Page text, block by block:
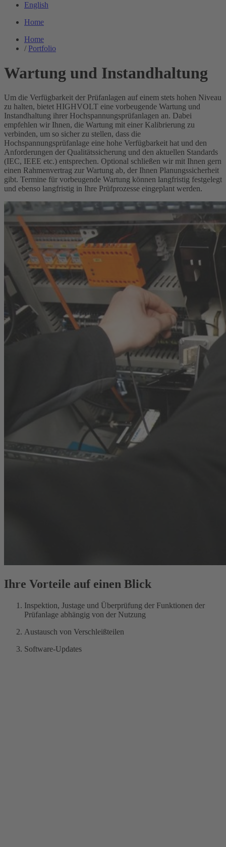
English
Home
Home
/ Portfolio
Wartung und Instandhaltung
Um die Verfügbarkeit der Prüfanlagen auf einem stets hohen Niveau
zu halten, bietet HIGHVOLT eine vorbeugende Wartung und
Instandhaltung ihrer Hochspannungsprüfanlagen an. Dabei
empfehlen wir Ihnen, die Wartung mit einer Kalibrierung zu
verbinden, um so sicher zu stellen, dass die
Hochspannungsprüfanlage eine hohe Verfügbarkeit hat und den
Anforderungen der Qualitätssicherung und den aktuellen Standards
(IEC, IEEE etc.) entsprechen. Optional schließen wir mit Ihnen gern
einen Rahmenvertrag zur Wartung ab, der Ihnen Planungssicherheit
gibt. Termine für vorbeugende Wartung können langfristig festgelegt
und ebenso langfristig in Ihre Prüfprozesse eingeplant werden.
Ihre Vorteile auf einen Blick
Inspektion, Justage und Überprüfung der Funktionen der
Prüfanlage abhängig von der Nutzung
Austausch von Verschleißteilen
Software-Updates